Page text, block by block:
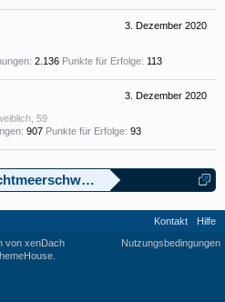
3. Dezember 2020
2.136 Punkte für Erfolge: 113
3. Dezember 2020
59
907 Punkte für Erfolge: 93
Kontakt
Hilfe
Nutzungsbedingungen
von xenDach